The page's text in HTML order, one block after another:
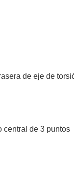
de eje de
central de 3 puntos